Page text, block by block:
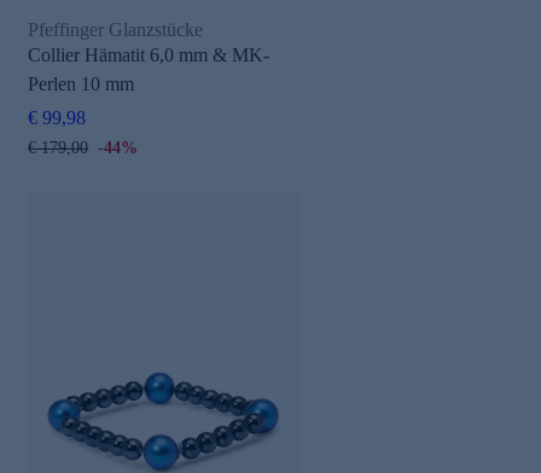
Pfeffinger Glanzstücke
Collier Hämatit 6,0 mm & MK-
Perlen 10 mm
€ 99,98
€ 179,00 -44%